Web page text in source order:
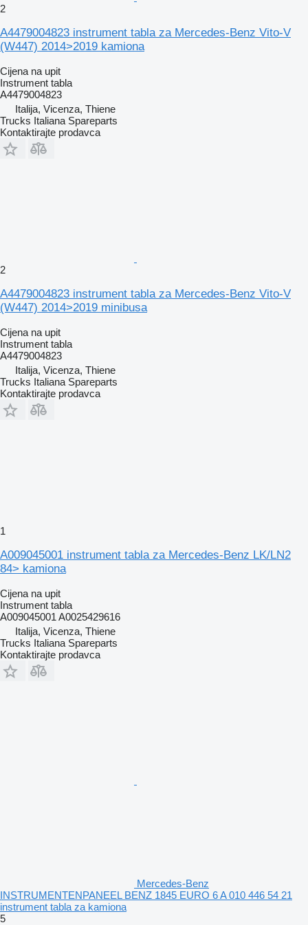
2
A4479004823 instrument tabla za Mercedes-Benz Vito-V
(W447) 2014>2019 kamiona
Cijena na upit
Instrument tabla
A4479004823
Italija, Vicenza, Thiene
Trucks Italiana Spareparts
Kontaktirajte prodavca
2
A4479004823 instrument tabla za Mercedes-Benz Vito-V
(W447) 2014>2019 minibusa
Cijena na upit
Instrument tabla
A4479004823
Italija, Vicenza, Thiene
Trucks Italiana Spareparts
Kontaktirajte prodavca
1
A009045001 instrument tabla za Mercedes-Benz LK/LN2
84> kamiona
Cijena na upit
Instrument tabla
A009045001 A0025429616
Italija, Vicenza, Thiene
Trucks Italiana Spareparts
Kontaktirajte prodavca
Mercedes-Benz
INSTRUMENTENPANEEL BENZ 1845 EURO 6 A 010 446 54 21
instrument tabla za kamiona
5